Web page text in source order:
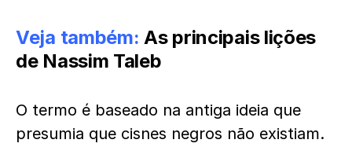
Veja também:As principais lições
de Nassim Taleb
O termo é baseado na antiga ideia que
presumia que cisnes negros não existiam.